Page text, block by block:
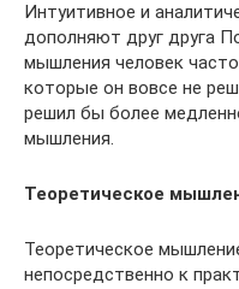
Интуитивное и
дополняют друг друга
мышления человек
которые он вовсе не
решил бы более
мышления.
Теоретическое
Теоретическое
непосредственно к